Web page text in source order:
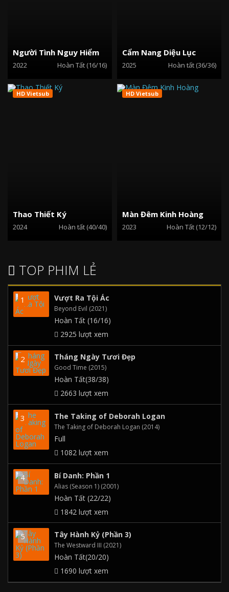
Người Tình Nguy Hiểm
2022 Hoàn Tất (16/16)
Cẩm Nang Diệu Lục
2025 Hoàn tất (36/36)
Thao Thiết Ký
2024 Hoàn tất (40/40)
HD Vietsub
Màn Đêm Kinh Hoàng
2023 Hoàn Tất (12/12)
HD Vietsub
TOP PHIM LẺ
Vượt Ra Tội Ác
Beyond Evil (2021)
Hoàn Tất (16/16)
2925 lượt xem
Tháng Ngày Tươi Đẹp
Good Time (2015)
Hoàn Tất(38/38)
2663 lượt xem
The Taking of Deborah Logan
The Taking of Deborah Logan (2014)
Full
1082 lượt xem
Bí Danh: Phần 1
Alias (Season 1) (2001)
Hoàn Tất (22/22)
1842 lượt xem
Tây Hành Kỷ (Phần 3)
The Westward III (2021)
Hoàn Tất(20/20)
1690 lượt xem